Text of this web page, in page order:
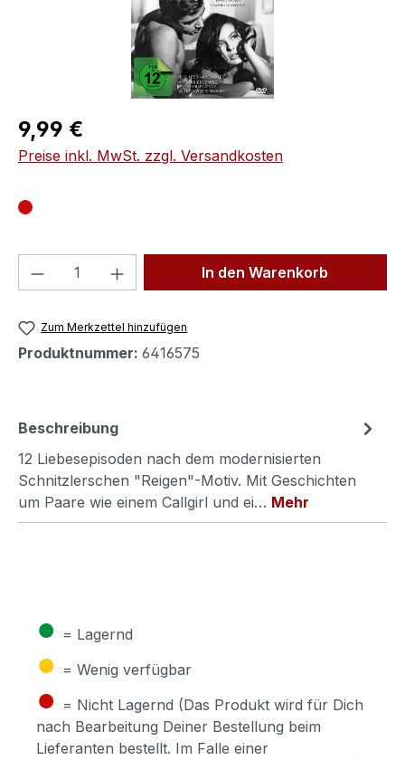
Regulärer Preis:
9,99 €
Preise inkl. MwSt. zzgl. Versandkosten
Produkt Anzahl: Gib denIn den Warenkorb
Zum Merkzettel hinzufügen
Produktnummer: 6416575
Beschreibung
12 Liebesepisoden nach dem modernisierten
Schnitzlerschen "Reigen"-Motiv. Mit Geschichten
um Paare wie einem Callgirl und ei… Mehr
● = Lagernd
● = Wenig verfügbar
● = Nicht Lagernd (Das Produkt wird für Dich
nach Bearbeitung Deiner Bestellung beim
Lieferanten bestellt. Im Falle einer